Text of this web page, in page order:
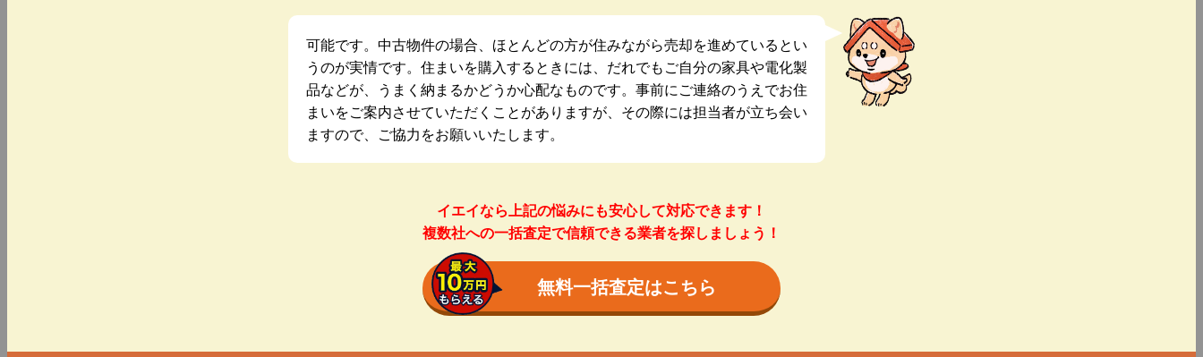
可能です。中古物件の場合、ほとんどの方が住みながら売却を進めているとい
うのが実情です。住まいを購入するときには、だれでもご自分の家具や電化製
品などが、うまく納まるかどうか心配なものです。事前にご連絡のうえでお住
まいをご案内させていただくことがありますが、その際には担当者が立ち会い
ますので、ご協力をお願いいたします。
イエイなら上記の悩みにも安心して対応できます！
複数社への一括査定で信頼できる業者を探しましょう！
無料一括査定はこちら